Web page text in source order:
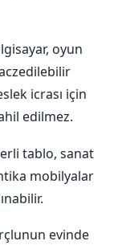
oyun
icrası için
edilmez.
tablo, sanat
mobilyalar
evinde